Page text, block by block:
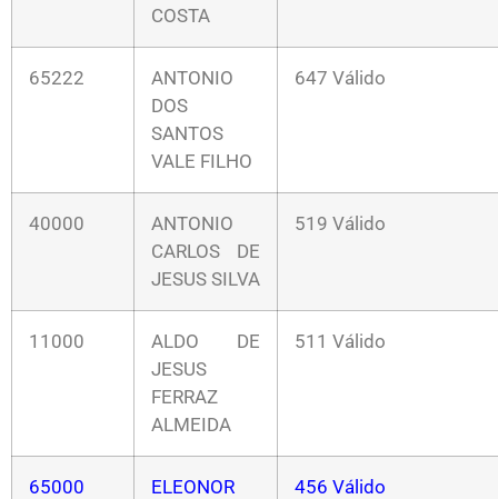
COSTA
65222
ANTONIO
DOS
SANTOS
VALE FILHO
647 Válido
40000
ANTONIO
CARLOS DE
JESUS SILVA
519 Válido
11000
ALDO DE
JESUS
FERRAZ
ALMEIDA
511 Válido
65000
ELEONOR
456 Válido